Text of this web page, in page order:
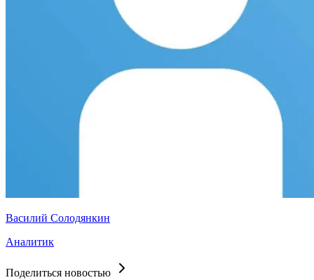
Василий Солодянкин
Аналитик
Поделиться новостью